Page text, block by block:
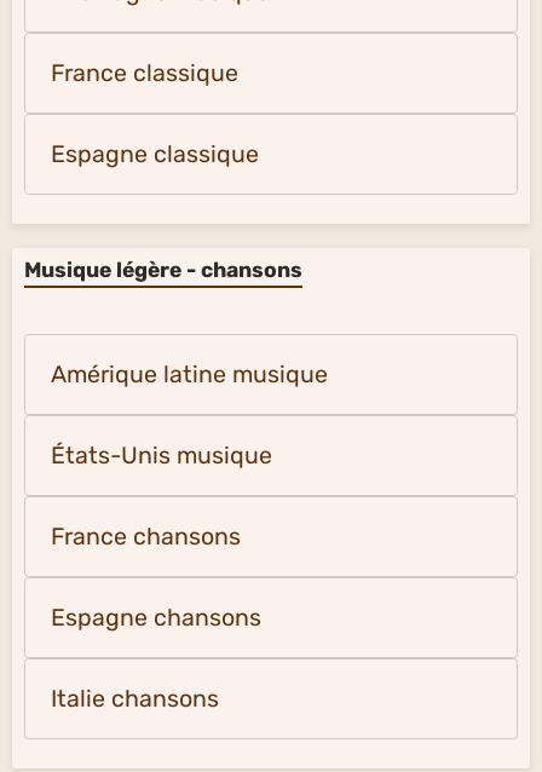
France classique
Espagne classique
Musique légère - chansons
Amérique latine musique
États-Unis musique
France chansons
Espagne chansons
Italie chansons